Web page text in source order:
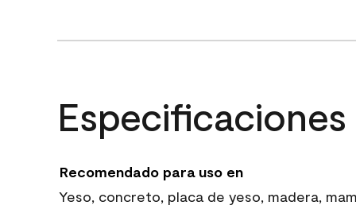
Especificaciones
Recomendado para uso en
Yeso, concreto, placa de yeso, madera,